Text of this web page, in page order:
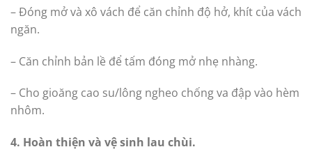
– Đóng mở và xô vách để căn chỉnh độ hở, khít của vách
ngăn.
– Căn chỉnh bản lề để tấm đóng mở nhẹ nhàng.
– Cho gioăng cao su/lông ngheo chống va đập vào hèm
nhôm.
4. Hoàn thiện và vệ sinh lau chùi.